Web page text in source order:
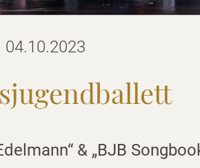
04.10.2023
& „BJB